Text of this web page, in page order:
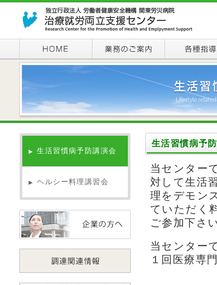
生活習慣病予
当センター
対して生活
理をデモン
ていただく
ご参加下さ
当センター
１回医療専
▶ 生活習慣病予防講演会
▶ ヘルシー料理講習会